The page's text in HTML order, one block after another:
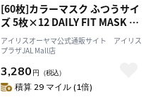
[60枚]カラーマスク ふつうサイ
ズ 5枚×12 DAILY FIT MASK ア
ッシュピンク×ブラウン
アイリスオーヤマ公式通販サイト アイリス
プラザJAL Mall店
3,280 円 （税込）
積算 29 マイル (1倍)